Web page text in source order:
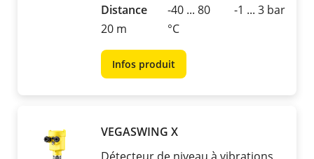
Distance
20 m
-40 ... 80
°C
-1 ... 3 bar
Infos produit
VEGASWING X